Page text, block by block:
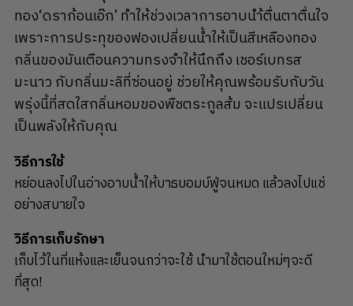
ทอง‘ดราก้อนเอ๊ก’ ทำให้ช่วงเวลาการอาบนำ้ตื่นตาตื่นใจ
เพราะการประทุของฟองเปลี่ยนน้ำให้เป็นสีเหลืองทอง
กลิ่นของมันเตือนความทรงจำให้นึกถึง เชอร์เบทรส
มะนาว กับกลิ่นมะลิที่ซ่อนอยู่ ช่วยให้คุณพร้อมรับกับวัน
พรุ่งนี้ที่สดใสกลิ่นหอมของพืชตระกูลส้ม จะแปรเปลี่ยน
เป็นพลังให้กับคุณ
วิธีการใช้
หย่อนลงไปในอ่างอาบน้ำให้บาธบอมบ์ฟู่จนหมด แล้วลงไปแช่
อย่างสบายใจ
วิธีการเก็บรักษา
เก็บไว้ในที่แห้งและเย็นจนกว่าจะใช้ นำมาใช้ตอนใหม่ๆจะดี
ที่สุด!